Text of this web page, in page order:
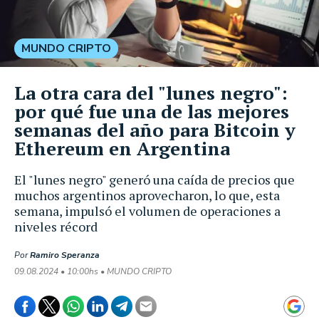
El "lunes negro" generó una caída de precios que
muchos argentinos aprovecharon, lo que, esta
semana, impulsó el volumen de operaciones a
niveles récord
PorRamiro Speranza
09.08.2024 • 10:00hs • MUNDO CRIPTO
MUNDO CRIPTO
La otra cara del "lunes negro":
por qué fue una de las mejores
semanas del año para Bitcoin y
Ethereum en Argentina